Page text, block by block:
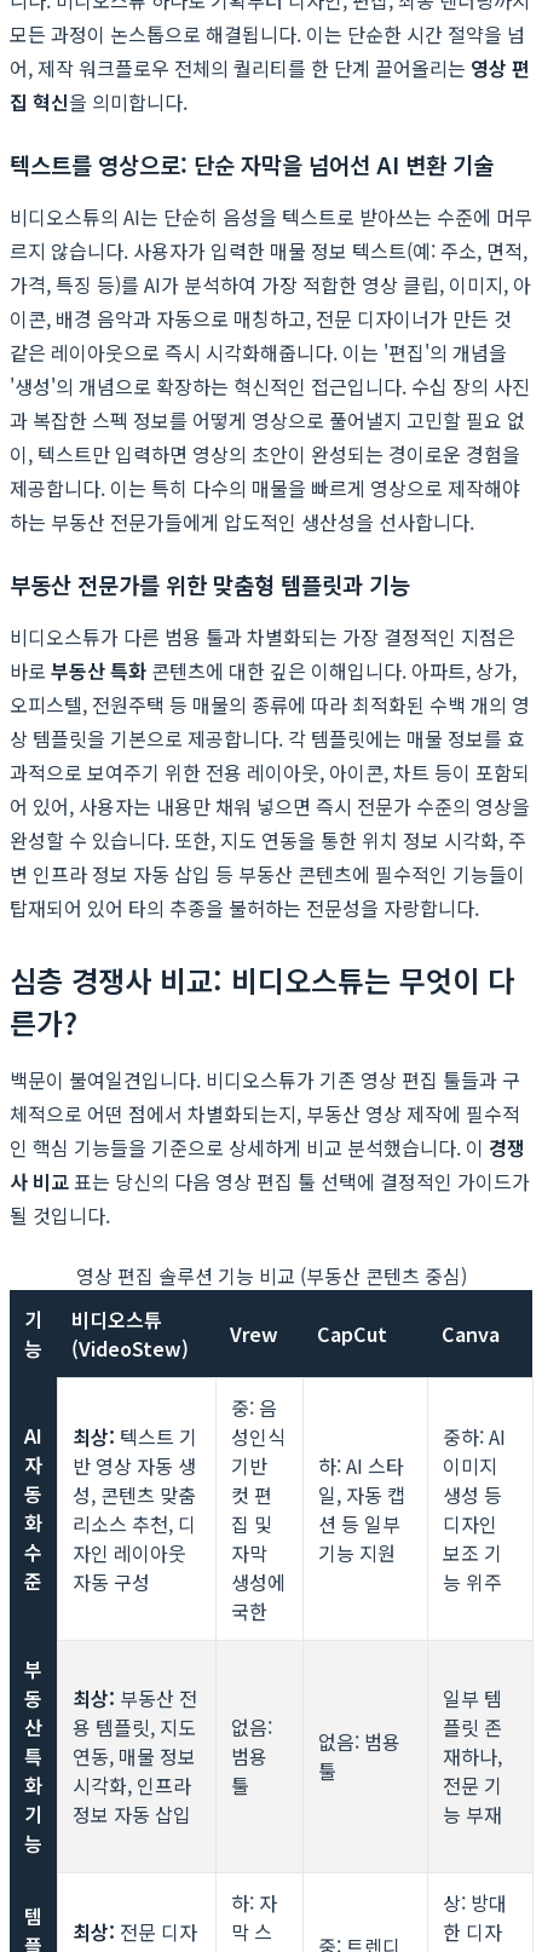
모든 과정이 논스톱으로 해결됩니다. 이는 단순한 시간 절약을 넘
어, 제작 워크플로우 전체의 퀄리티를 한 단계 끌어올리는 영상 편
집 혁신을 의미합니다.
텍스트를 영상으로: 단순 자막을 넘어선 AI 변환 기술
비디오스튜의 AI는 단순히 음성을 텍스트로 받아쓰는 수준에 머무
르지 않습니다. 사용자가 입력한 매물 정보 텍스트(예: 주소, 면적,
가격, 특징 등)를 AI가 분석하여 가장 적합한 영상 클립, 이미지, 아
이콘, 배경 음악과 자동으로 매칭하고, 전문 디자이너가 만든 것
같은 레이아웃으로 즉시 시각화해줍니다. 이는 '편집'의 개념을
'생성'의 개념으로 확장하는 혁신적인 접근입니다. 수십 장의 사진
과 복잡한 스펙 정보를 어떻게 영상으로 풀어낼지 고민할 필요 없
이, 텍스트만 입력하면 영상의 초안이 완성되는 경이로운 경험을
제공합니다. 이는 특히 다수의 매물을 빠르게 영상으로 제작해야
하는 부동산 전문가들에게 압도적인 생산성을 선사합니다.
부동산 전문가를 위한 맞춤형 템플릿과 기능
비디오스튜가 다른 범용 툴과 차별화되는 가장 결정적인 지점은
바로 부동산 특화 콘텐츠에 대한 깊은 이해입니다. 아파트, 상가,
오피스텔, 전원주택 등 매물의 종류에 따라 최적화된 수백 개의 영
상 템플릿을 기본으로 제공합니다. 각 템플릿에는 매물 정보를 효
과적으로 보여주기 위한 전용 레이아웃, 아이콘, 차트 등이 포함되
어 있어, 사용자는 내용만 채워 넣으면 즉시 전문가 수준의 영상을
완성할 수 있습니다. 또한, 지도 연동을 통한 위치 정보 시각화, 주
변 인프라 정보 자동 삽입 등 부동산 콘텐츠에 필수적인 기능들이
탑재되어 있어 타의 추종을 불허하는 전문성을 자랑합니다.
심층 경쟁사 비교: 비디오스튜는 무엇이 다
른가?
백문이 불여일견입니다. 비디오스튜가 기존 영상 편집 툴들과 구
체적으로 어떤 점에서 차별화되는지, 부동산 영상 제작에 필수적
인 핵심 기능들을 기준으로 상세하게 비교 분석했습니다. 이 경쟁
사 비교표는 당신의 다음 영상 편집 툴 선택에 결정적인 가이드가
될 것입니다.
영상 편집 솔루션 기능 비교 (부동산 콘텐츠 중심)
기
능
비디오스튜
(VideoStew)
Vrew CapCut Canva
AI
자
동
화
수
준
최상: 텍스트 기
반 영상 자동 생
성, 콘텐츠 맞춤
리소스 추천, 디
자인 레이아웃
자동 구성
중: 음
성인식
기반
컷 편
집 및
자막
생성에
국한
하: AI 스타
일, 자동 캡
션 등 일부
기능 지원
중하: AI
이미지
생성 등
디자인
보조 기
능 위주
부
동
산
특
화
기
능
최상: 부동산 전
용 템플릿, 지도
연동, 매물 정보
시각화, 인프라
정보 자동 삽입
없음:
범용
툴
없음: 범용
툴
일부 템
플릿 존
재하나,
전문 기
능 부재
템
플
최상: 전문 디자
하: 자
막 스
중: 트렌디
상: 방대
한 디자